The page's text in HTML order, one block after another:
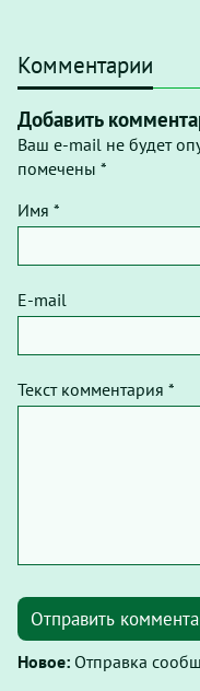
Комментарии
Добавить
Ваш e-mail не будет
помечены *
Имя *
E-mail
Текст комментария *
Отправить
Новое: Отправка